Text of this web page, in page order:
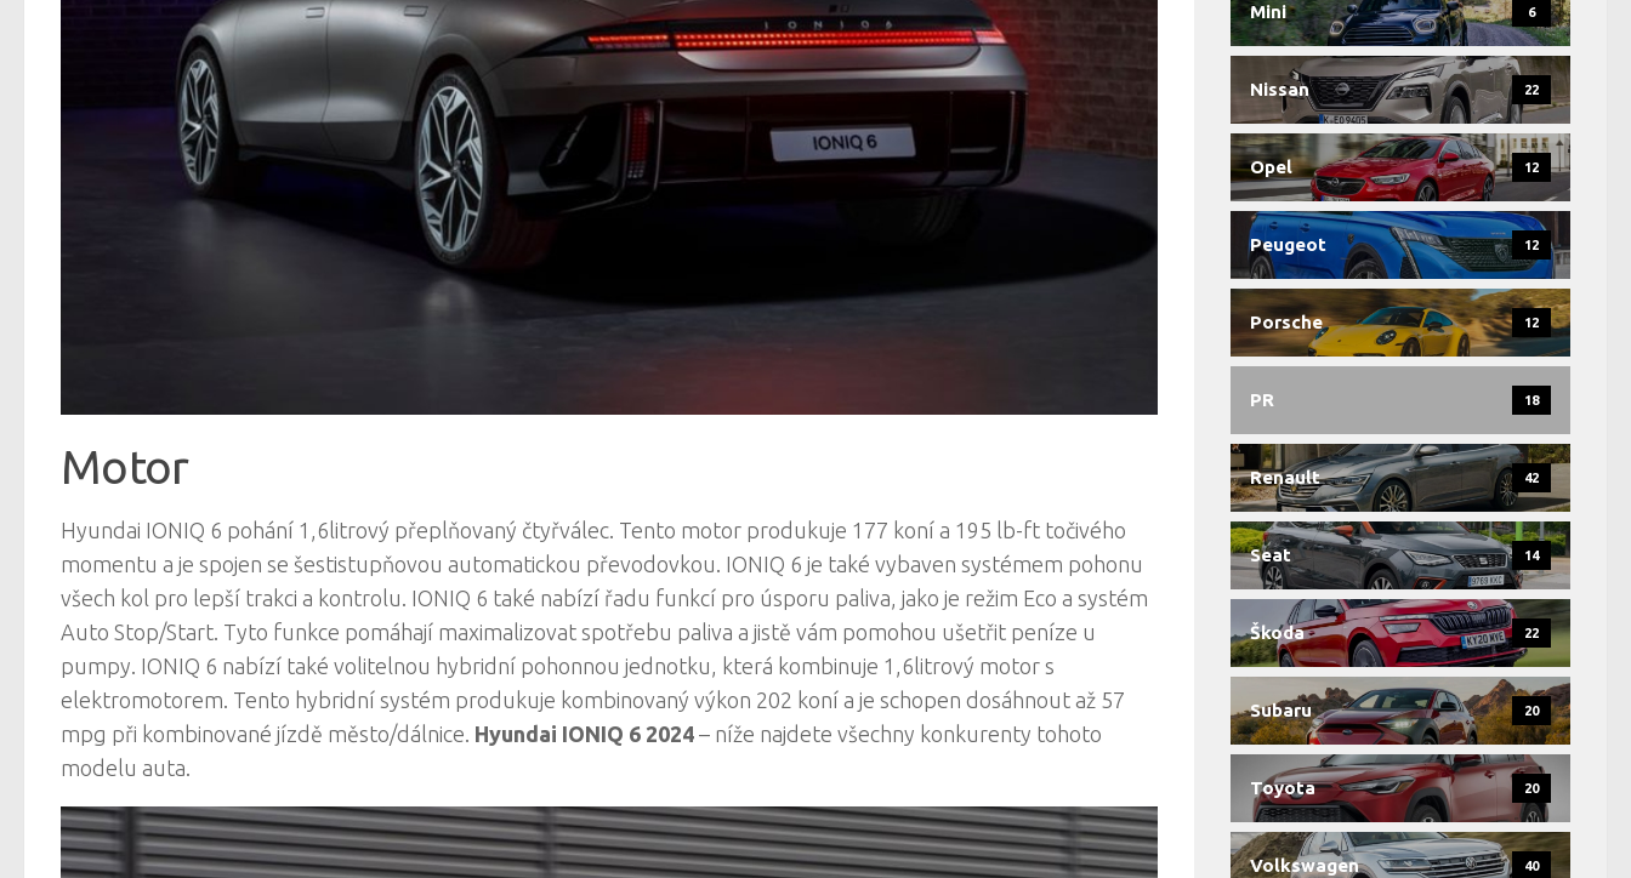
Motor
Hyundai IONIQ 6 pohání 1,6litrový přeplňovaný čtyřválec. Tento motor produkuje 177 koní a 195 lb-ft točivého
momentu a je spojen se šestistupňovou automatickou převodovkou. IONIQ 6 je také vybaven systémem pohonu
všech kol pro lepší trakci a kontrolu. IONIQ 6 také nabízí řadu funkcí pro úsporu paliva, jako je režim Eco a systém
Auto Stop/Start. Tyto funkce pomáhají maximalizovat spotřebu paliva a jistě vám pomohou ušetřit peníze u
pumpy. IONIQ 6 nabízí také volitelnou hybridní pohonnou jednotku, která kombinuje 1,6litrový motor s
elektromotorem. Tento hybridní systém produkuje kombinovaný výkon 202 koní a je schopen dosáhnout až 57
mpg při kombinované jízdě město/dálnice. Hyundai IONIQ 6 2024 – níže najdete všechny konkurenty tohoto
modelu auta.
Mini 6
Nissan 22
Opel 12
Peugeot 12
Porsche 12
PR 18
Renault 42
Seat 14
Škoda 22
Subaru 20
Toyota 20
Volkswagen 40